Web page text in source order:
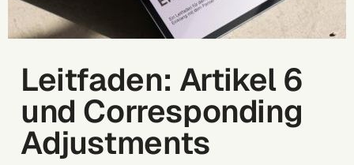
Leitfaden: Artikel 6
und Corresponding
Adjustments